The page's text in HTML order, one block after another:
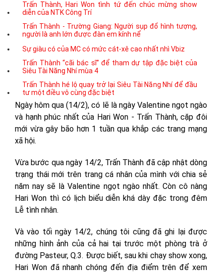
Trấn Thành, Hari Won tình tứ đến chúc mừng show
diễn của NTK Công Trí
Trấn Thành - Trường Giang: Người sụp đổ hình tượng,
người là anh lớn được đàn em kính nể
Sự giàu có của MC có mức cát-xê cao nhất nhì Vbiz
Trấn Thành “cãi bác sĩ” để tham dự tập đặc biệt của
Siêu Tài Năng Nhí mùa 4
Trấn Thành hé lộ quay trở lại Siêu Tài Năng Nhí để đầu
tư một điều vô cùng đặc biệt
Ngày hôm qua (14/2), có lẽ là ngày Valentine ngọt ngào
và hạnh phúc nhất của Hari Won - Trấn Thành, cặp đôi
mới vừa gây bão hơn 1 tuần qua khắp các trang mạng
xã hội.
Vừa bước qua ngày 14/2, Trấn Thành đã cập nhật dòng
trạng thái mới trên trang cá nhân của mình với chia sẻ
năm nay sẽ là Valentine ngọt ngào nhất. Còn cô nàng
Hari Won thì có lịch biểu diễn khá dày đặc trong đêm
Lễ tình nhân.
Và vào tối ngày 14/2, chúng tôi cũng đã ghi lại được
những hình ảnh của cả hai tại trước một phòng trà ở
đường Pasteur, Q.3. Được biết, sau khi chạy show xong,
Hari Won đã nhanh chóng đến địa điểm trên để xem